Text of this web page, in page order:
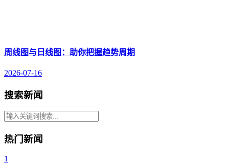
周线图与日线图：助你把握趋势周期
2026-07-16
搜索新闻
热门新闻
1